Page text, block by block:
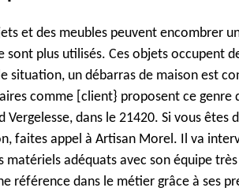
et des meubles peuvent encombrer
sont plus utilisés. Ces objets occupent
situation, un débarras de maison est
comme [client} proposent ce genre
Vergelesse, dans le 21420. Si vous êtes
faites appel à Artisan Morel. Il va
matériels adéquats avec son équipe
référence dans le métier grâce à ses